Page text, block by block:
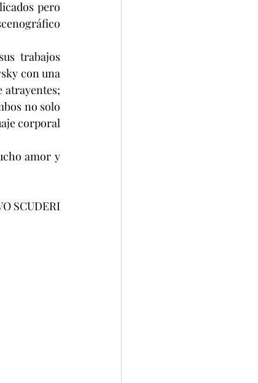
pero
trabajos
con una
atrayentes;
no solo
corporal
amor y
SCUDERI